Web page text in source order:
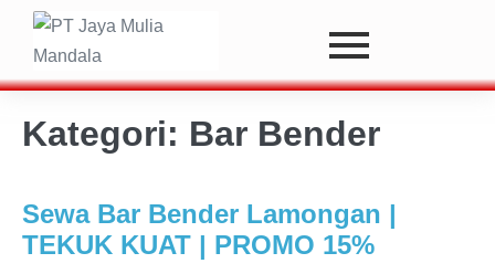
Kategori: Bar Bender
Sewa Bar Bender Lamongan |
TEKUK KUAT | PROMO 15%